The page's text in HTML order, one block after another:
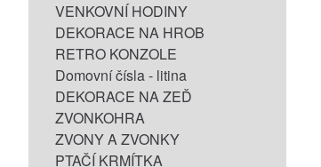
VENKOVNÍ HODINY
DEKORACE NA HROB
RETRO KONZOLE
Domovní čísla - litina
DEKORACE NA ZEĎ
ZVONKOHRA
ZVONY A ZVONKY
PTAČÍ KRMÍTKA